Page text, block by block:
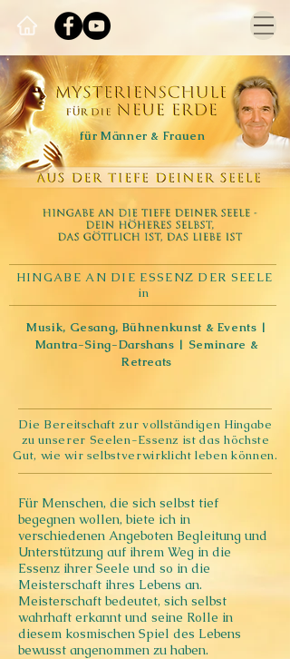
für Männer & Frauen
HINGABE AN DIE ESSENZ DER SEELE
in
Musik, Gesang, Bühnenkunst & Events |
Mantra-Sing-Darshans | Seminare &
Retreats
Die Bereitschaft zur vollständigen Hingabe
zu unserer Seelen-Essenz ist das höchste
Gut, wie wir selbstverwirklicht leben können.
Für Menschen, die sich selbst tief
begegnen wollen, biete ich in
verschiedenen Angeboten Begleitung und
Unterstützung auf ihrem Weg in die
Essenz ihrer Seele und so in die
Meisterschaft ihres Lebens an.
Meisterschaft bedeutet, sich selbst
wahrhaft erkannt und seine Rolle in
diesem kosmischen Spiel des Lebens
bewusst angenommen zu haben.